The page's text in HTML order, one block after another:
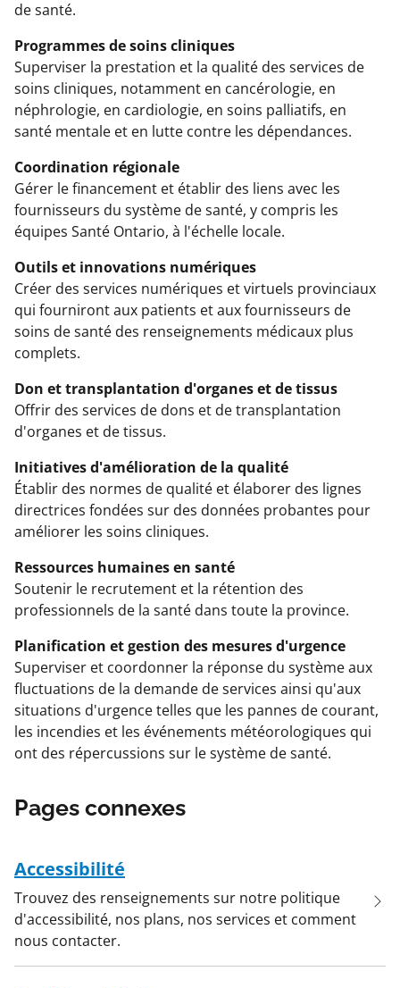
de santé.
Programmes de soins cliniques
Superviser la prestation et la qualité des services de
soins cliniques, notamment en cancérologie, en
néphrologie, en cardiologie, en soins palliatifs, en
santé mentale et en lutte contre les dépendances.
Coordination régionale
Gérer le financement et établir des liens avec les
fournisseurs du système de santé, y compris les
équipes Santé Ontario, à l'échelle locale.
Outils et innovations numériques
Créer des services numériques et virtuels provinciaux
qui fourniront aux patients et aux fournisseurs de
soins de santé des renseignements médicaux plus
complets.
Don et transplantation d'organes et de tissus
Offrir des services de dons et de transplantation
d'organes et de tissus.
Initiatives d'amélioration de la qualité
Établir des normes de qualité et élaborer des lignes
directrices fondées sur des données probantes pour
améliorer les soins cliniques.
Ressources humaines en santé
Soutenir le recrutement et la rétention des
professionnels de la santé dans toute la province.
Planification et gestion des mesures d'urgence
Superviser et coordonner la réponse du système aux
fluctuations de la demande de services ainsi qu'aux
situations d'urgence telles que les pannes de courant,
les incendies et les événements météorologiques qui
ont des répercussions sur le système de santé.
Pages connexes
Accessibilité
Trouvez des renseignements sur notre politique
d'accessibilité, nos plans, nos services et comment
nous contacter.